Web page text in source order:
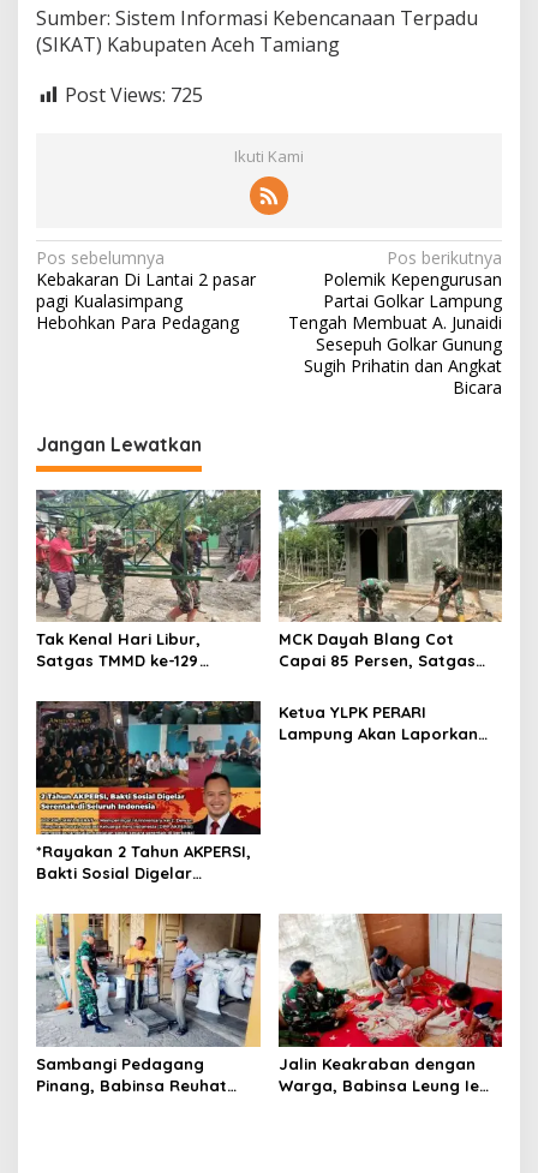
Sumber: Sistem Informasi Kebencanaan Terpadu
(SIKAT) Kabupaten Aceh Tamiang
Post Views: 725
Ikuti Kami
N
a
v
a
s
i
p
o
s
Pos sebelumnya
Kebakaran Di Lantai 2 pasar
pagi Kualasimpang
Hebohkan Para Pedagang
Pos berikutnya
Polemik Kepengurusan
Partai Golkar Lampung
Tengah Membuat A. Junaidi
Sesepuh Golkar Gunung
Sugih Prihatin dan Angkat
Bicara
Jangan Lewatkan
Tak Kenal Hari Libur,
Satgas TMMD ke-129
Air di Dayah Lhok Panah
MCK Dayah Blang Cot
Capai 85 Persen, Satgas
Pemasangan Septic Tank
*Rayakan 2 Tahun AKPERSI,
Bakti Sosial Digelar
Indonesia*
Ketua YLPK PERARI
Lampung Akan Laporkan
Sambangi Pedagang
Pinang, Babinsa Reuhat
Jalin Keakraban dengan
Warga, Babinsa Leung Ie